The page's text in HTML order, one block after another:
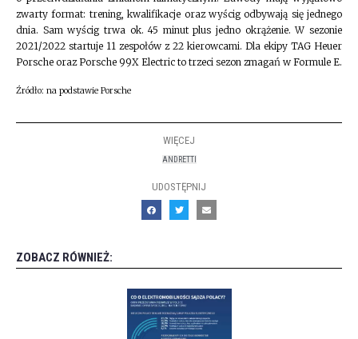
zwarty format: trening, kwalifikacje oraz wyścig odbywają się jednego
dnia. Sam wyścig trwa ok. 45 minut plus jedno okrążenie. W sezonie
2021/2022 startuje 11 zespołów z 22 kierowcami. Dla ekipy TAG Heuer
Porsche oraz Porsche 99X Electric to trzeci sezon zmagań w Formule E.
Źródło: na podstawie Porsche
WIĘCEJ
ANDRETTI
UDOSTĘPNIJ
ZOBACZ RÓWNIEŻ: